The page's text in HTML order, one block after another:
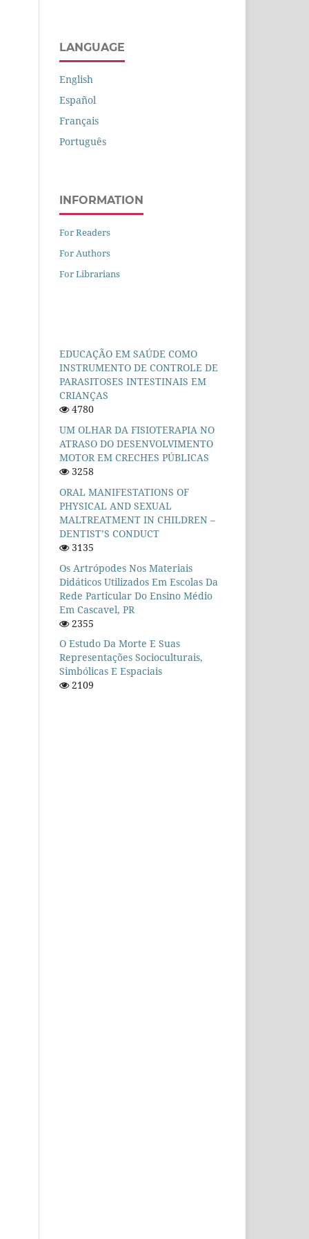
LANGUAGE
English
Español
Français
Português
INFORMATION
For Readers
For Authors
For Librarians
EDUCAÇÃO EM SAÚDE COMO
INSTRUMENTO DE CONTROLE DE
PARASITOSES INTESTINAIS EM
CRIANÇAS
4780
UM OLHAR DA FISIOTERAPIA NO
ATRASO DO DESENVOLVIMENTO
MOTOR EM CRECHES PÚBLICAS
3258
ORAL MANIFESTATIONS OF
PHYSICAL AND SEXUAL
MALTREATMENT IN CHILDREN –
DENTIST’S CONDUCT
3135
Os Artrópodes Nos Materiais
Didáticos Utilizados Em Escolas Da
Rede Particular Do Ensino Médio
Em Cascavel, PR
2355
O Estudo Da Morte E Suas
Representações Socioculturais,
Simbólicas E Espaciais
2109